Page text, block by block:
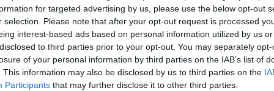
for targeted advertising by us, please use the below opt-out
selection. Please note that after your opt-out request is processed
interest-based ads based on personal information utilized by us
to third parties prior to your opt-out. You may separately
of your personal information by third parties on the IAB’s list of
This information may also be disclosed by us to third parties on the
Participants that may further disclose it to other third parties.
is véleményt mondhatott a
Britain Got Talent
hoz hasonló műsor zsűrijében - de csak egy
- a hivatalos közlemény arról szólt, hogy mivel
ha egálban voltak a szavazatok, nem tudtak
14:02
12:56